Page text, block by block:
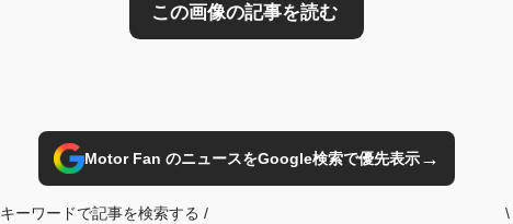
Motor Fan のニュースをGoogle検索で優先表示→
キーワードで記事を検索する / \